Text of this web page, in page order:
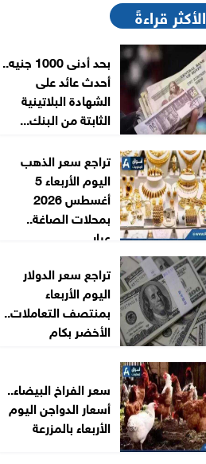
الأكثر قراءةً
بحد أدنى 1000 جنيه..
أحدث عائد على
الشهادة البلاتينية
الثابتة من البنك...
تراجع سعر الذهب
اليوم الأربعاء 5
أغسطس 2026
بمحلات الصاغة..
عيار...
تراجع سعر الدولار
اليوم الأربعاء
بمنتصف التعاملات..
الأخضر بكام
سعر الفراخ البيضاء..
أسعار الدواجن اليوم
الأربعاء بالمزرعة